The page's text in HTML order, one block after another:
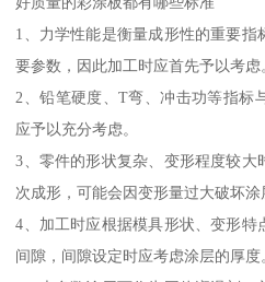
1、力学性能是衡量成形性的重要
要参数，因此加工时应首先予以考虑
2、铅笔硬度、T弯、冲击功等指标
应予以充分考虑。
3、零件的形状复杂、变形程度较
次成形，可能会因变形量过大破坏涂
4、加工时应根据模具形状、变形特
间隙，间隙设定时应考虑涂层的厚度